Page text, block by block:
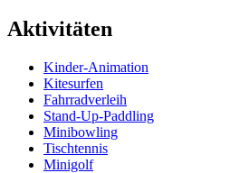
Aktivitäten
Kinder-Animation
Kitesurfen
Fahrradverleih
Stand-Up-Paddling
Minibowling
Tischtennis
Minigolf